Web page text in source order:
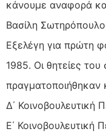
κάνουμε αναφορά
Βασίλη
Εξελέγη για πρώτη
1985. Οι θητείες
πραγματοποιήθηκαν
Δ΄ Κοινοβουλευτική
Ε΄ Κοινοβουλευτική